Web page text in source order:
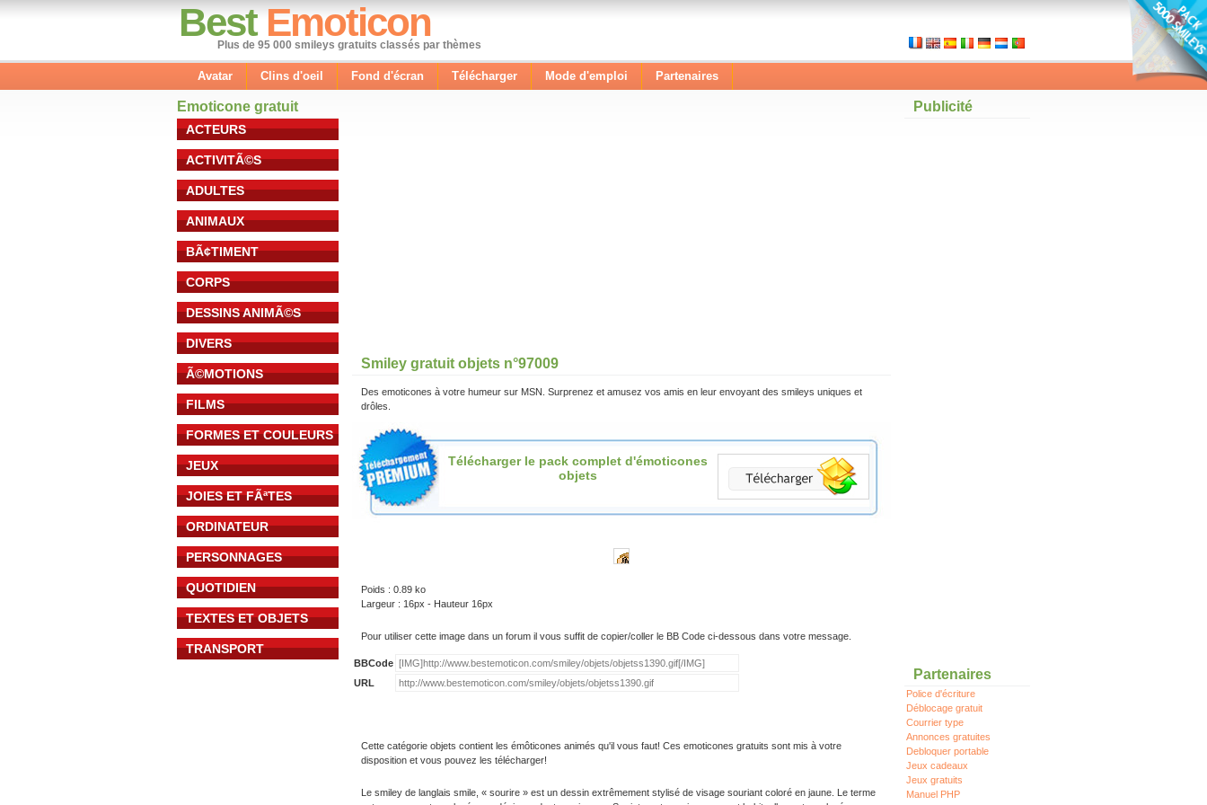
Best Emoticon
Plus de 95 000 smileys gratuits classés par thèmes
Avatar Clins d'oeil Fond d'écran Télécharger Mode d'emploi Partenaires
Emoticone gratuit
ACTEURS
ACTIVITÃ©S
ADULTES
ANIMAUX
BÃ¢TIMENT
CORPS
DESSINS ANIMÃ©S
DIVERS
Ã©MOTIONS
FILMS
FORMES ET COULEURS
JEUX
JOIES ET FÃªTES
ORDINATEUR
PERSONNAGES
QUOTIDIEN
TEXTES ET OBJETS
TRANSPORT
Smiley gratuit objets n°97009
Des emoticones à votre humeur sur MSN. Surprenez et amusez vos amis en leur envoyant des smileys uniques et
drôles.
Télécharger le pack complet d'émoticones
objets
Poids : 0.89 ko
Largeur : 16px - Hauteur 16px
Pour utiliser cette image dans un forum il vous suffit de copier/coller le BB Code ci-dessous dans votre message.
BBCode
URL
Cette catégorie objets contient les émôticones animés qu'il vous faut! Ces emoticones gratuits sont mis à votre
disposition et vous pouvez les télécharger!
Le smiley de langlais smile, « sourire » est un dessin extrêmement stylisé de visage souriant coloré en jaune. Le terme
Publicité
Partenaires
Police d'écriture
Déblocage gratuit
Courrier type
Annonces gratuites
Debloquer portable
Jeux cadeaux
Jeux gratuits
Manuel PHP